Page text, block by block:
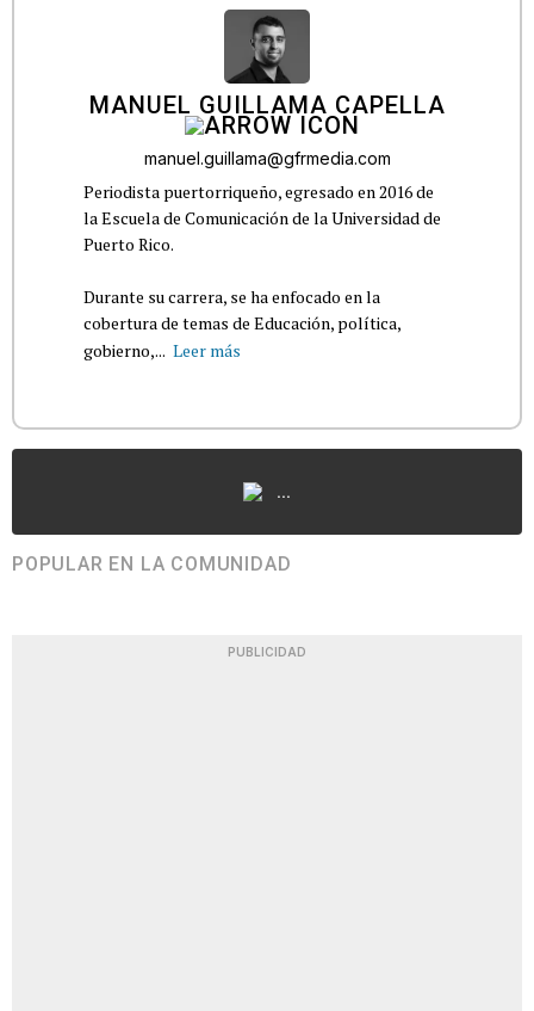
MANUEL GUILLAMA CAPELLA
manuel.guillama@gfrmedia.com
Periodista puertorriqueño, egresado en 2016 de
la Escuela de Comunicación de la Universidad de
Puerto Rico.
Durante su carrera, se ha enfocado en la
cobertura de temas de Educación, política,
gobierno,... Leer más
...
POPULAR EN LA COMUNIDAD
PUBLICIDAD